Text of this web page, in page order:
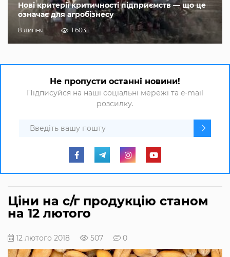
Нові критерії критичності підприємств — що це
означає для агробізнесу
8 липня 1 603
Не пропусти останні новини!
Підписуйся на наші соціальні мережі та e-mail
розсилку.
Ціни на с/г продукцію станом
на 12 лютого
12 лютого 2018 507 0